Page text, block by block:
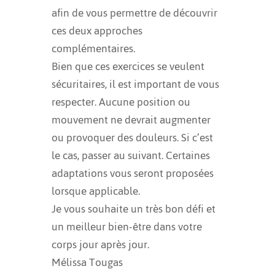
afin de vous permettre de découvrir
ces deux approches
complémentaires.
Bien que ces exercices se veulent
sécuritaires, il est important de vous
respecter. Aucune position ou
mouvement ne devrait augmenter
ou provoquer des douleurs. Si c’est
le cas, passer au suivant. Certaines
adaptations vous seront proposées
lorsque applicable.
Je vous souhaite un très bon défi et
un meilleur bien-être dans votre
corps jour après jour.
Mélissa Tougas